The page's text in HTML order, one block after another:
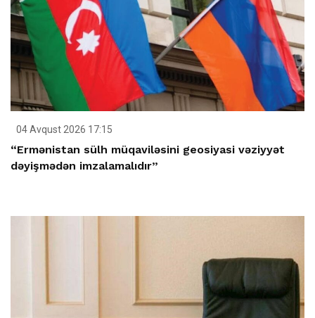
04 Avqust 2026 17:15
“Ermənistan sülh müqaviləsini geosiyasi vəziyyət
dəyişmədən imzalamalıdır”